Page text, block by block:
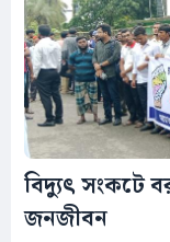
বিদ্যুৎ সংকটে
জনজীবন